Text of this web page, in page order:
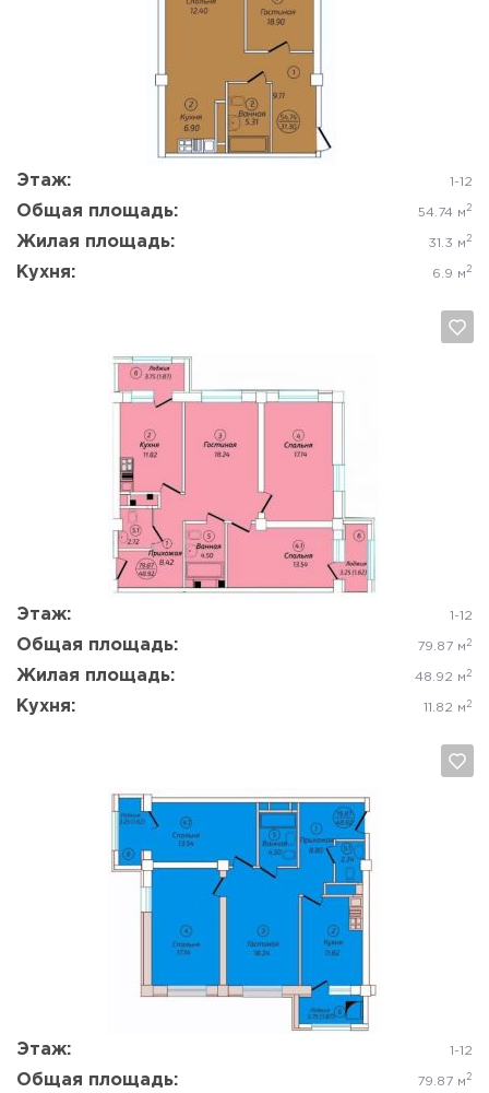
Этаж: 1-12
Общая площадь: 54.74 м 2
Жилая площадь: 31.3 м 2
Кухня: 6.9 м 2
Отмена
Этаж: 1-12
Общая площадь: 79.87 м 2
Жилая площадь: 48.92 м 2
Кухня: 11.82 м 2
Да, удалить Отмена
Этаж: 1-12
Общая площадь: 79.87 м 2